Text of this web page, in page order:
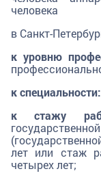
человека
в Санкт-
к уровню
к специальности:
к стажу
лет или стаж
четырех лет;